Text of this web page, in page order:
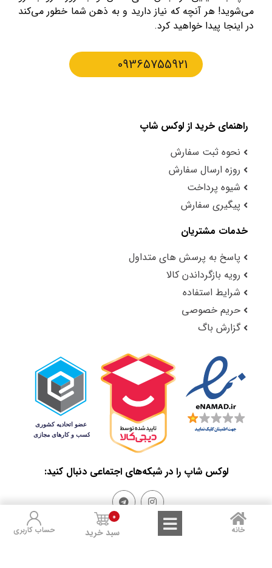
می‌شوید! هر آنچه که نیاز دارید و به ذهن شما خطور می‌کند
در اینجا پیدا خواهید کرد.
09365755921
راهنمای خرید از لوکس شاپ
نحوه ثبت سفارش
روزه ارسال سفارش
شیوه پرداخت
پیگیری سفارش
خدمات مشتریان
پاسخ به پرسش های متداول
رویه بازگرداندن کالا
شرایط استفاده
حریم خصوصی
گزارش باگ
لوکس شاپ را در شبکه‌های اجتماعی دنبال کنید:
خانه سبد خرید
0
حساب کاربری